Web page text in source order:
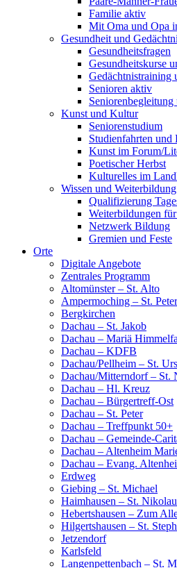
Familie aktiv
Mit Oma und Opa
Gesundheit und
Gesundheitsfragen
Gesundheitskurse
Gedächtnistraining
Senioren aktiv
Kunst und Kultur
Seniorenstudium
Studienfahrten und
Kunst im Forum/
Poetischer Herbst
Kulturelles im
Wissen und Weiterbildung
Qualifizierung
Weiterbildungen
Netzwerk Bildung
Gremien und Feste
Orte
Digitale Angebote
Zentrales Programm
Altomünster – St. Alto
Ampermoching – St. Peter
Bergkirchen
Dachau – St. Jakob
Dachau – Mariä
Dachau – KDFB
Dachau/Pellheim – St.
Dachau/Mitterndorf – St.
Dachau – Hl. Kreuz
Dachau – Bürgertreff-Ost
Dachau – St. Peter
Dachau – Treffpunkt 50+
Dachau – Gemeinde-
Dachau – Altenheim
Dachau – Evang.
Erdweg
Giebing – St. Michael
Haimhausen – St.
Hebertshausen – Zum
Hilgertshausen – St.
Jetzendorf
Karlsfeld
Langenpettenbach – St.